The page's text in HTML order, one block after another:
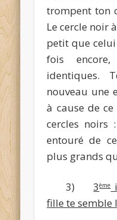
trompent ton
Le cercle noir
petit que
fois
identiques.
nouveau une
à cause de
cercles noirs
entouré de
plus grands
3)3ème
fille te semble